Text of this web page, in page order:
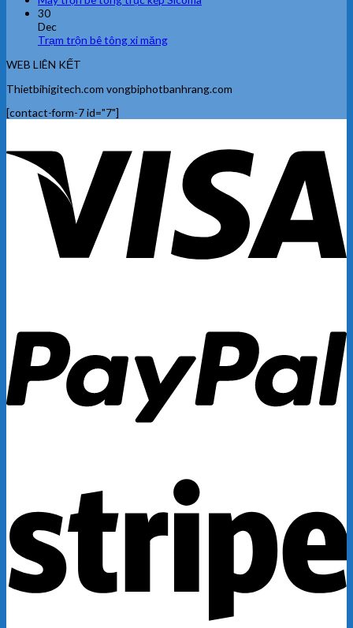
30
Dec
Trạm trộn bê tông xi măng
WEB LIÊN KẾT
Thietbihigitech.com vongbiphotbanhrang.com
[contact-form-7 id="7"]